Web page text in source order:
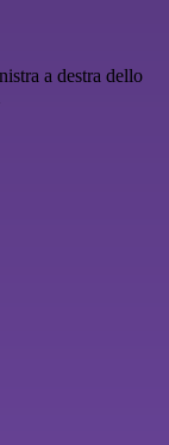
a destra dello